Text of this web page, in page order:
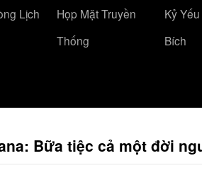
Lịch
Họp Mặt Truyền
Thống
Kỷ
Bích
Bữa tiệc cả một đời